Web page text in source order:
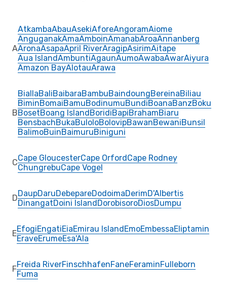
A
AtkambaAbauAsekiAforeAngoramAiome
AnguganakAmaAmboinAmanabAroaAnnanberg
AronaAsapaApril RiverAragipAsirimAitape
Aua IslandAmbuntiAgaunAumoAwabaAwarAiyura
Amazon BayAlotauArawa
B
BiallaBaliBaibaraBambuBaindoungBereinaBiliau
BiminBomaiBamuBodinumuBundiBoanaBanzBoku
BosetBoang IslandBoridiBapiBrahamBiaru
BensbachBukaBuloloBolovipBawanBewaniBunsil
BalimoBuinBaimuruBiniguni
CCape GloucesterCape OrfordCape Rodney
ChungrebuCape Vogel
DDaupDaruDebepareDodoimaDerimD'Albertis
DinangatDoini IslandDorobisoroDiosDumpu
EEfogiEngatiEiaEmirau IslandEmoEmbessaEliptamin
EraveErumeEsa'Ala
FFreida RiverFinschhafenFaneFeraminFulleborn
Fuma